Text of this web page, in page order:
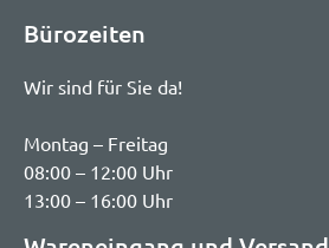
Bürozeiten
Wir sind für Sie da!
Montag – Freitag
08:00 – 12:00 Uhr
13:00 – 16:00 Uhr